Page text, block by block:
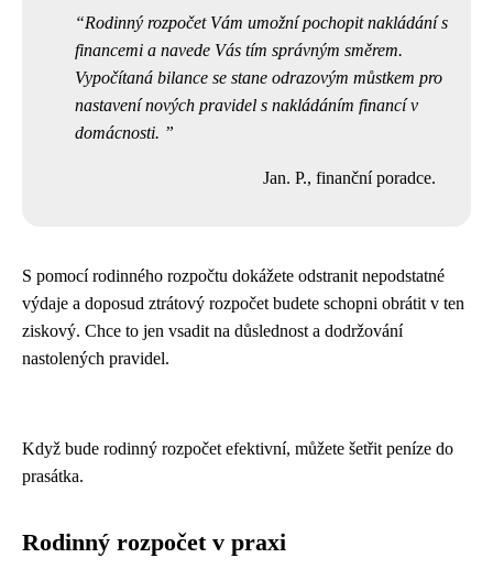
Rodinný rozpočet Vám umožní pochopit nakládání s
financemi a navede Vás tím správným směrem.
Vypočítaná bilance se stane odrazovým můstkem pro
nastavení nových pravidel s nakládáním financí v
domácnosti.
Jan. P., finanční poradce.
S pomocí rodinného rozpočtu dokážete odstranit nepodstatné
výdaje a doposud ztrátový rozpočet budete schopni obrátit v ten
ziskový. Chce to jen vsadit na důslednost a dodržování
nastolených pravidel.
Když bude rodinný rozpočet efektivní, můžete šetřit peníze do
prasátka.
Rodinný rozpočet v praxi